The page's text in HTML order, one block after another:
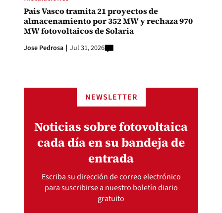
Pais Vasco tramita 21 proyectos de
almacenamiento por 352 MW y rechaza 970
MW fotovoltaicos de Solaria
Jose Pedrosa Jul 31, 2026
NEWSLETTER
Noticias sobre fotovoltaica
cada día en su bandeja de
entrada
Escriba su dirección de correo electrónico
para suscribirse a nuestro boletín diario
gratuito